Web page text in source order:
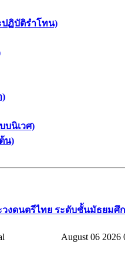
ฏิบัติรำโทน)
)
บนิเวศ)
น)
วงดนตรีไทย​ ระดับชั้นมัธยม
August 06 2026